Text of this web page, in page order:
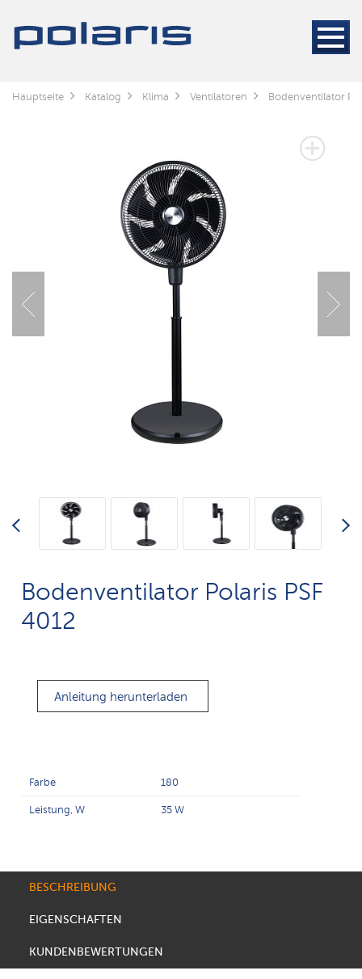
Hauptseite Katalog Klima Ventilatoren Bodenventilator
Bodenventilator Polaris PSF
4012
Anleitung herunterladen
Farbe 180
Leistung, W 35 W
BESCHREIBUNG
EIGENSCHAFTEN
KUNDENBEWERTUNGEN